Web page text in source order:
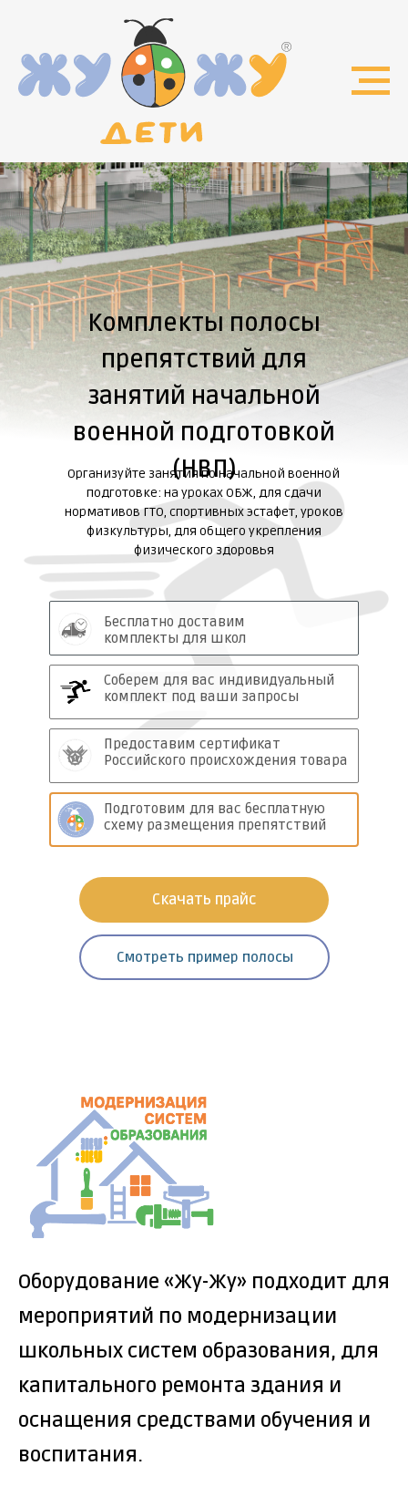
Комплектыполосы
препятствийдля
занятий начальной
военной подготовкой
(НВП)
Организуйте занятия по начальной военной
подготовке: на уроках ОБЖ, для сдачи
нормативов ГТО, спортивных эстафет, уроков
физкультуры, для общего укрепления
физического здоровья
Скачать прайс
Смотреть пример полосы
Бесплатно доставим
комплекты для школ
Предоставим сертификат
Российского происхождения товара
Соберем для вас индивидуальный
комплект под ваши запросы
Подготовим для вас бесплатную
схему размещения препятствий
Оборудование «Жу-Жу» подходит для
мероприятий по модернизации
школьных систем образования, для
капитального ремонта здания и
оснащения средствами обучения и
воспитания.